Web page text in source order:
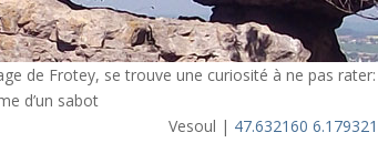
de Frotey, se trouve une curiosité à ne pas
d’un sabot
Vesoul | 47.632160 6.179321